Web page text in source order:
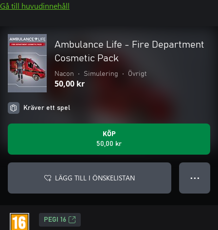
Gå till huvudinnehåll
Ambulance Life - Fire Department
Cosmetic Pack
Nacon • Simulering • Övrigt
50,00 kr
Kräver ett spel
KÖP
50,00 kr
LÄGG TILL I ÖNSKELISTAN ● ● ●
PEGI 16